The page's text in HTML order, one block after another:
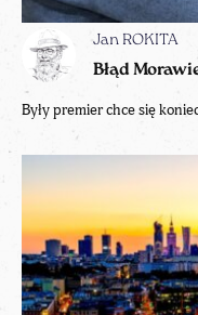
Jan ROKITA
Błąd
Były premier chce się